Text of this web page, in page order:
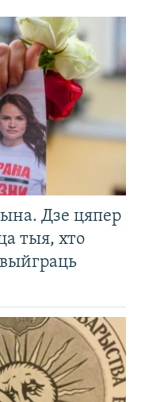
Дзе цяпер
тыя, хто